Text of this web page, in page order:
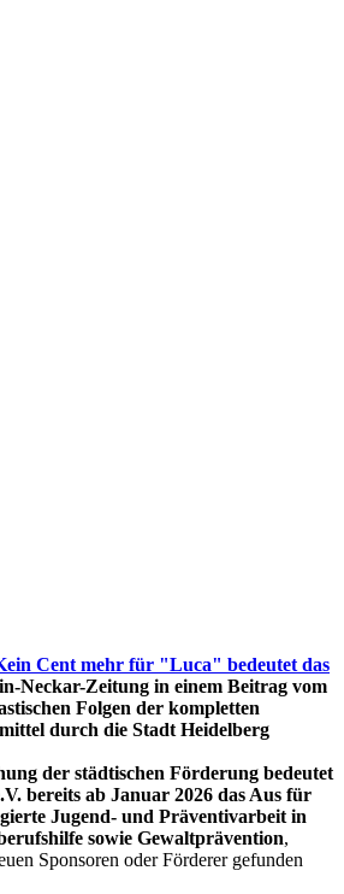
Cent mehr für "Luca" bedeutet das
Neckar-Zeitung in einem Beitrag vom
Folgen der kompletten
durch die Stadt Heidelberg
der städtischen Förderung bedeutet
bereits ab Januar 2026 das Aus für
Jugend- und Präventivarbeit in
sowie Gewaltprävention,
Sponsoren oder Förderer gefunden